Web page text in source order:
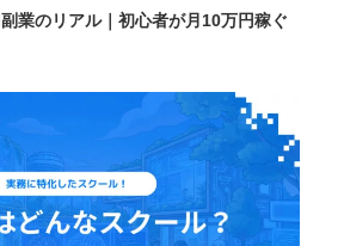
業のリアル｜初心者が月10万円稼ぐ